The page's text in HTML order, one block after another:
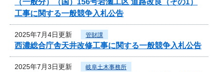
工事に関する一般競争入札公告
2025年7月4日更新 管財課
西濃総合庁舎天井改修工事に関する一般競争入札公告
2025年7月3日更新 岐阜土木事務所